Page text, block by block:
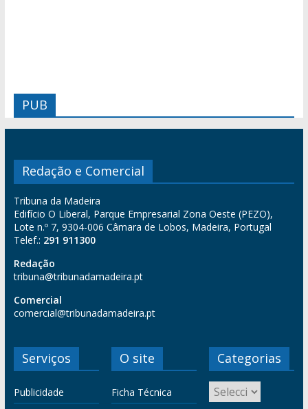
PUB
Redação e Comercial
Tribuna da Madeira
Edifício O Liberal, Parque Empresarial Zona Oeste (PEZO),
Lote n.º 7, 9304-006 Câmara de Lobos, Madeira, Portugal
Telef.: 291 911300
Redação
tribuna@tribunadamadeira.pt
Comercial
comercial@tribunadamadeira.pt
Serviços
Publicidade
O site
Ficha Técnica
Categorias